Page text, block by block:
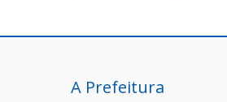
A Prefeitura